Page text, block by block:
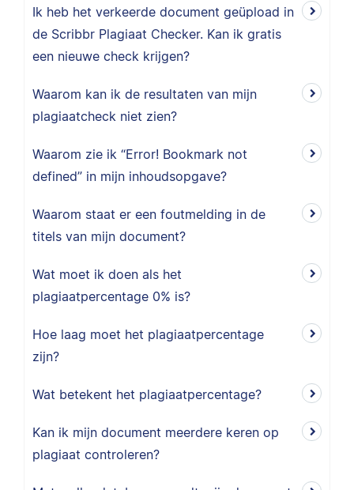
Ik heb het verkeerde document geüpload in
de Scribbr Plagiaat Checker. Kan ik gratis
een nieuwe check krijgen?
Waarom kan ik de resultaten van mijn
plagiaatcheck niet zien?
Waarom zie ik “Error! Bookmark not
defined” in mijn inhoudsopgave?
Waarom staat er een foutmelding in de
titels van mijn document?
Wat moet ik doen als het
plagiaatpercentage 0% is?
Hoe laag moet het plagiaatpercentage
zijn?
Wat betekent het plagiaatpercentage?
Kan ik mijn document meerdere keren op
plagiaat controleren?